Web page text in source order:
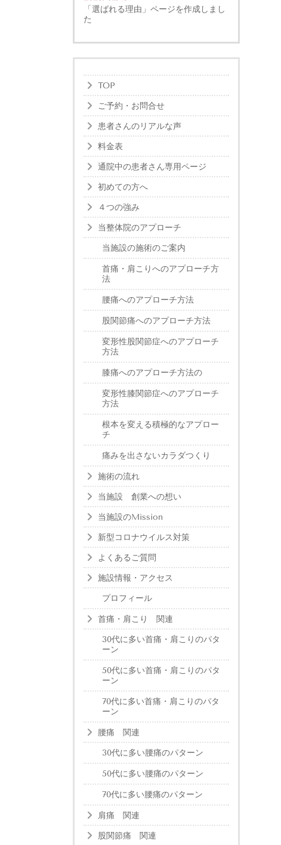
「選ばれる理由」ページを作成しまし
た
TOP
ご予約・お問合せ
患者さんのリアルな声
料金表
通院中の患者さん専用ページ
初めての方へ
４つの強み
当整体院のアプローチ
当施設の施術のご案内
首痛・肩こりへのアプローチ方
法
腰痛へのアプローチ方法
股関節痛へのアプローチ方法
変形性股関節症へのアプローチ
方法
膝痛へのアプローチ方法の
変形性膝関節症へのアプローチ
方法
根本を変える積極的なアプロー
チ
痛みを出さないカラダつくり
施術の流れ
当施設 創業への想い
当施設のMission
新型コロナウイルス対策
よくあるご質問
施設情報・アクセス
プロフィール
首痛・肩こり 関連
30代に多い首痛・肩こりのパタ
ーン
50代に多い首痛・肩こりのパタ
ーン
70代に多い首痛・肩こりのパタ
ーン
腰痛 関連
30代に多い腰痛のパターン
50代に多い腰痛のパターン
70代に多い腰痛のパターン
肩痛 関連
股関節痛 関連